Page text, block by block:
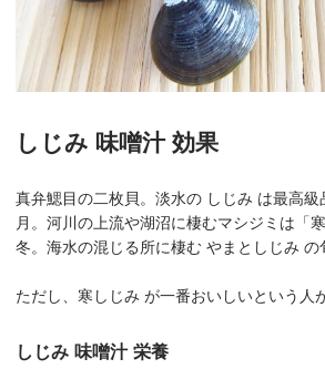
しじみ 味噌汁 効果
真弁鰓目の二枚貝。淡水の しじみ は最高
月。河川の上流や湖沼に棲むマシジミは「
冬。海水の混じる所に棲む やまとしじみ の
ただし、寒しじみ が一番おいしいという人
しじみ 味噌汁 栄養